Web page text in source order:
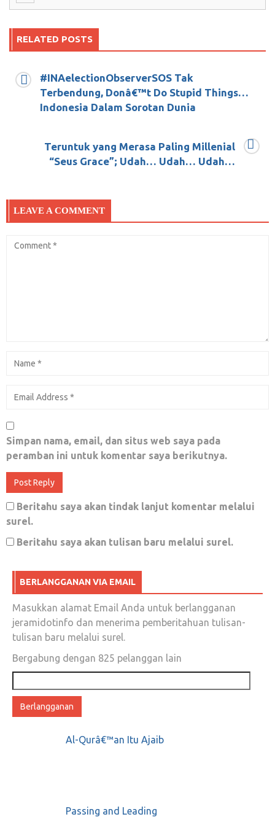
RELATED POSTS
Hentikan Kejahatan KemanusiaanMuslim
Uyghur di Cina
01 Ciderai Demokrasi
Pemilu Merenggut Nyawa Ayahku; Kisah Pilu
Pesta Demokrasi
April 26, 2019
PA 212: Kapitra Telah Berkhianat
Juli 19, 2018
Mahfud MD UNDERCOVER ILC Ekslusif
PDIP Tuding Relawan Hanya Numpang
0
#INAelectionObserverSOS Tak
Terbendung, Donâ€™t Do Stupid Things…
Indonesia Dalam Sorotan Dunia
Teruntuk yang Merasa Paling Millenial
“Seus Grace”; Udah… Udah… Udah…
LEAVE A COMMENT
Simpan nama, email, dan situs web saya pada
peramban ini untuk komentar saya berikutnya.
Beritahu saya akan tindak lanjut komentar melalui
surel.
Beritahu saya akan tulisan baru melalui surel.
BERLANGGANAN VIA EMAIL
Masukkan alamat Email Anda untuk berlangganan
jeramidotinfo dan menerima pemberitahuan tulisan-
tulisan baru melalui surel.
Bergabung dengan 825 pelanggan lain
email
Al-Qurâ€™an Itu Ajaib
Passing and Leading